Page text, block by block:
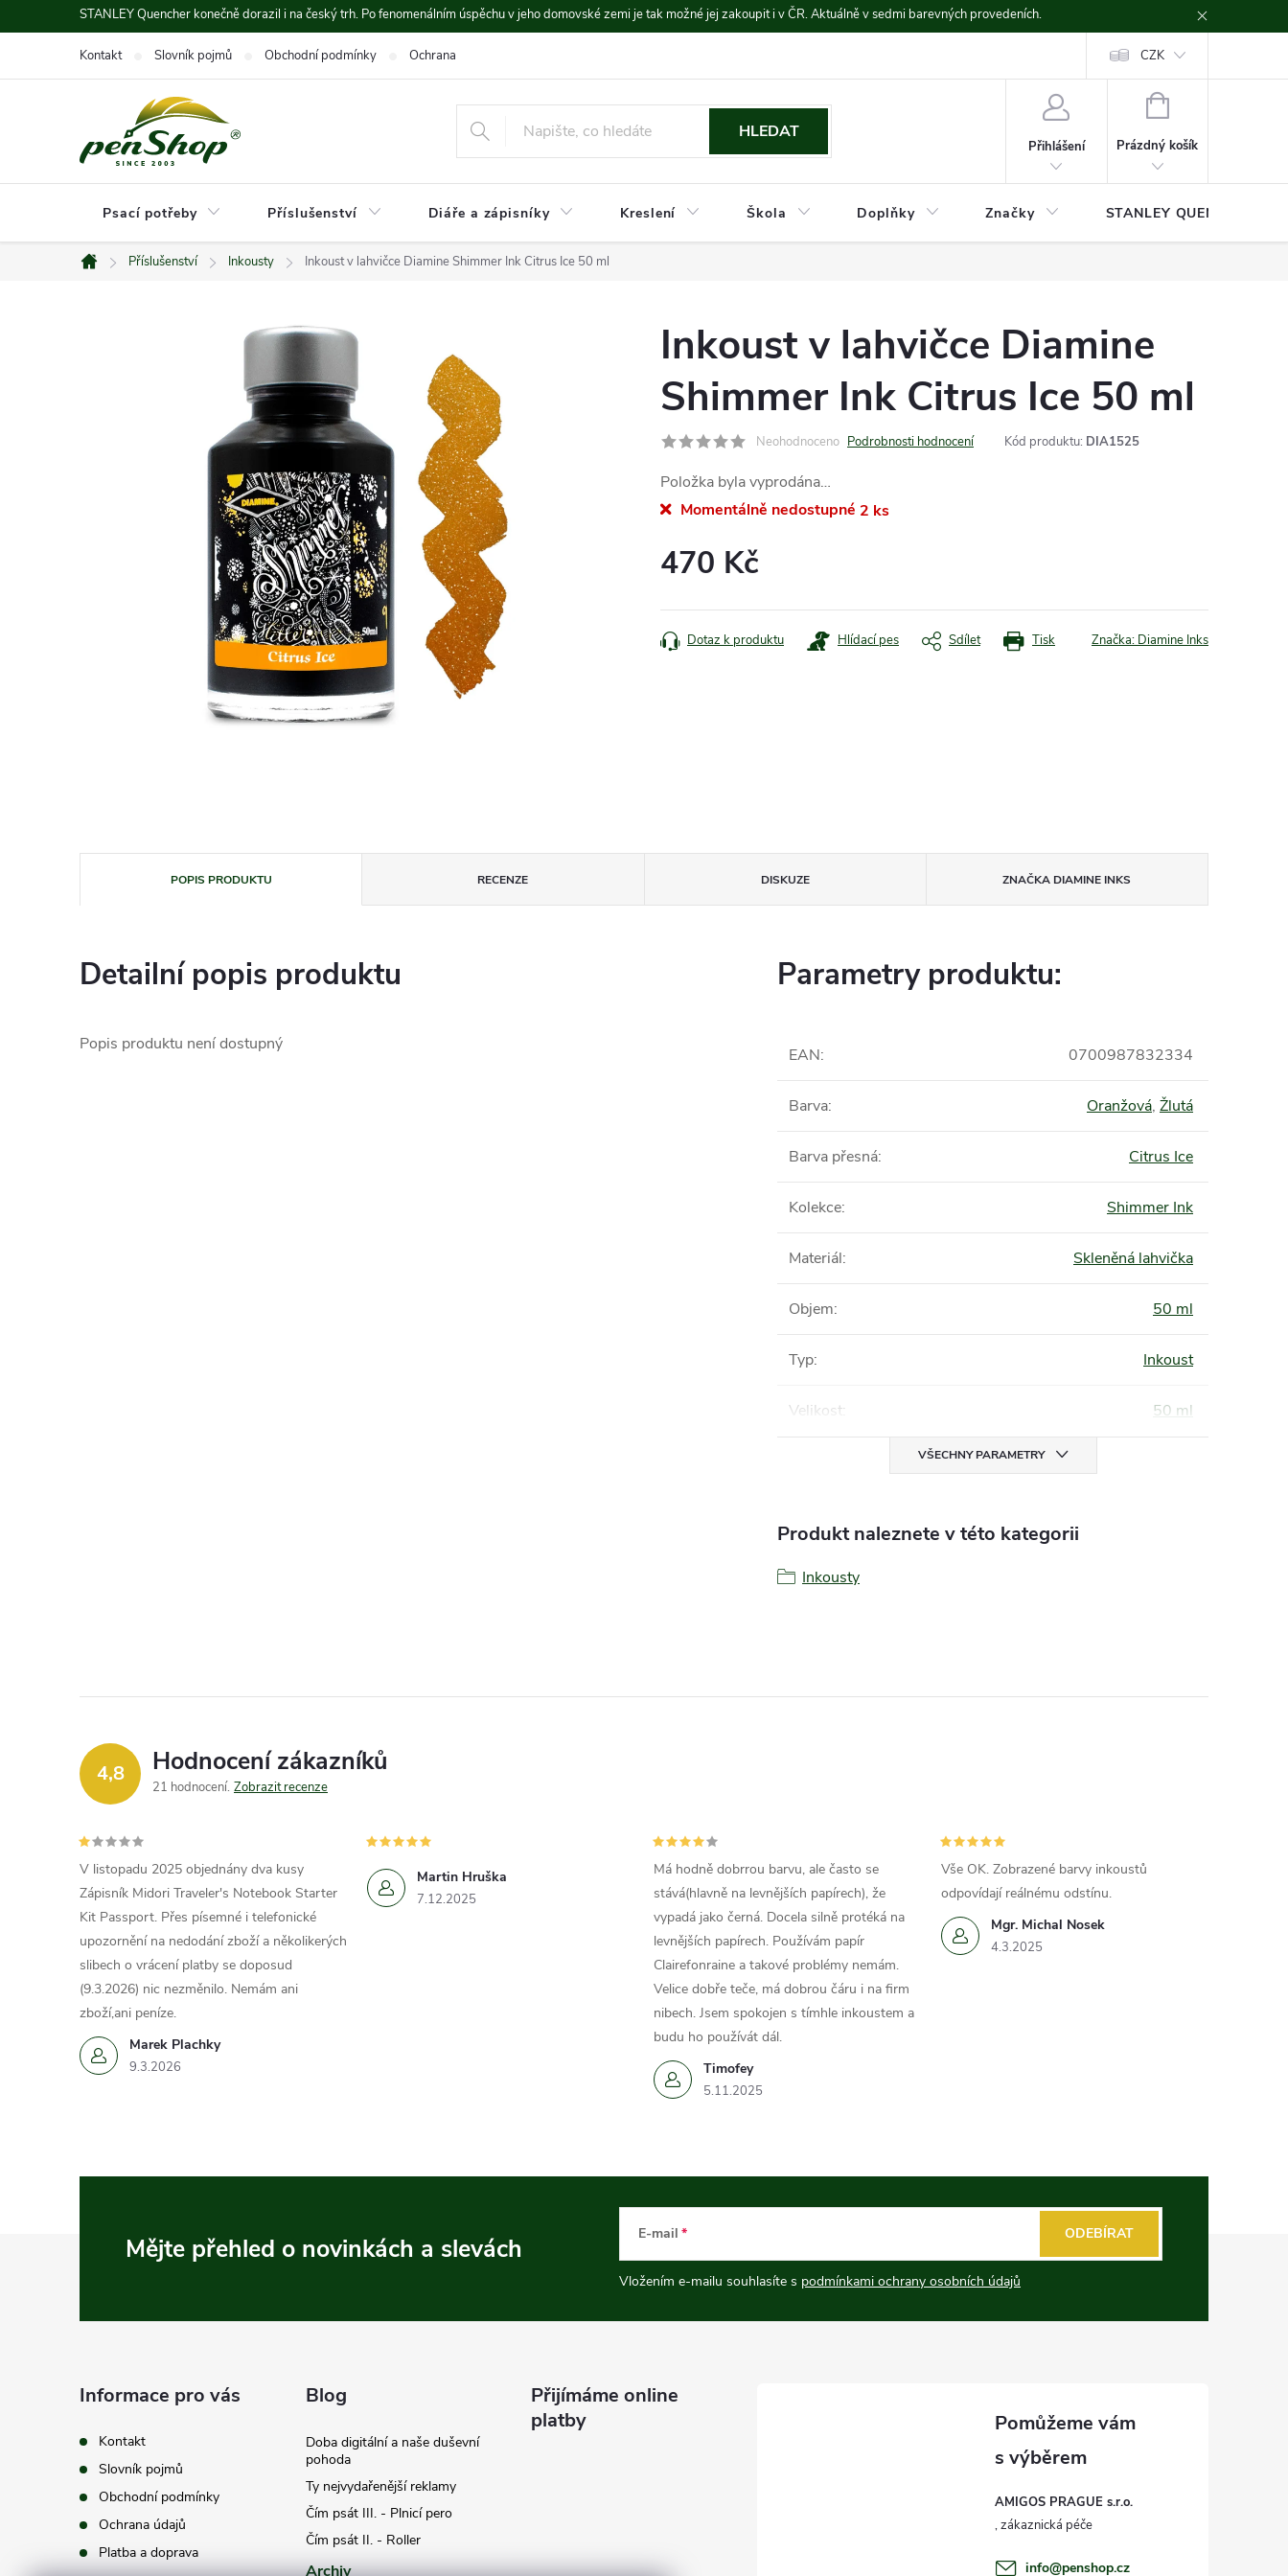
na
STANLEY Quencher konečně dorazil i na český trh. Po fenomenálním úspěchu v jeho domovské zemi je tak možné jej zakoupit i v ČR. Aktuálně v sedmi barevných provedeních.
Kontakt Slovník pojmů Obchodní podmínky Ochrana údajů CZK
HLEDAT
Přihlášení
NÁKUPNÍ
Prázdný košík
Psací potřeby Příslušenství Diáře a zápisníky Kreslení Škola Doplňky Značky STANLEY QUENCHER
Domů
Příslušenství Inkousty Inkoust v lahvičce Diamine Shimmer Ink Citrus Ice 50 ml
Inkoust v lahvičce Diamine
Shimmer Ink Citrus Ice 50 ml
Neohodnoceno Podrobnosti hodnocení Kód produktu: DIA1525
Položka byla vyprodána…
Momentálně nedostupné 2 ks
470 Kč
cena:
Tisk
Dotaz k produktu Hlídací pes Sdílet Značka: Diamine Inks
POPIS PRODUKTU RECENZE DISKUZE ZNAČKA DIAMINE INKS
Detailní popis produktu
Popis produktu není dostupný
Parametry produktu:
EAN: 0700987832334
Barva: Oranžová, Žlutá
Barva přesná: Citrus Ice
Kolekce: Shimmer Ink
Materiál: Skleněná lahvička
Objem: 50 ml
Typ: Inkoust
Velikost: 50 ml
VŠECHNY PARAMETRY
Produkt naleznete v této kategorii
Inkousty
4,8 Hodnocení zákazníků
21 hodnocení Zobrazit recenze
Marek Plachky
9.3.2026
V listopadu 2025 objednány dva kusy
Zápisník Midori Traveler's Notebook Starter
Kit Passport. Přes písemné i telefonické
upozornění na nedodání zboží a několikerých
slibech o vrácení platby se doposud
(9.3.2026) nic nezměnilo. Nemám ani
zboží,ani peníze.
Martin Hruška
7.12.2025
Timofey
5.11.2025
Má hodně dobrrou barvu, ale často se
stává(hlavně na levnějších papírech), že
vypadá jako černá. Docela silně protéká na
levnějších papírech. Používám papír
Clairefonraine a takové problémy nemám.
Velice dobře teče, má dobrou čáru i na firm
nibech. Jsem spokojen s tímhle inkoustem a
budu ho používát dál.
Mgr. Michal Nosek
4.3.2025
Vše OK. Zobrazené barvy inkoustů
odpovídají reálnému odstínu.
Mějte přehled o novinkách a slevách E-mail
Vložením e-mailu souhlasíte s podmínkami ochrany osobních údajů
ODEBÍRAT
Informace pro vás
Kontakt
Slovník pojmů
Obchodní podmínky
Ochrana údajů
Platba a doprava
Blog
Doba digitální a naše duševní
pohoda
Ty nejvydařenější reklamy
Čím psát III. - Plnicí pero
Čím psát II. - Roller
Archiv
Přijímáme online
platby
AMIGOS PRAGUE s.r.o.
info@penshop.cz